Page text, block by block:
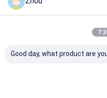
প্রস্তাবিত পণ্য
Good day, what product are